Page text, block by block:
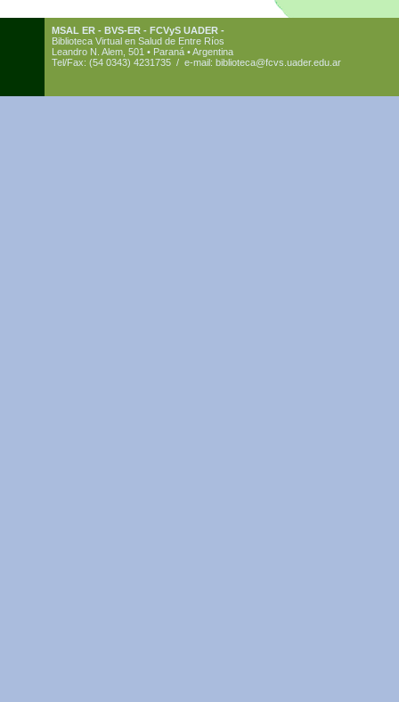
MSAL ER - BVS-ER - FCVyS UADER -
Biblioteca Virtual en Salud de Entre Ríos
Leandro N. Alem, 501 • Paraná • Argentina
Tel/Fax: (54 0343) 4231735 / e-mail: biblioteca@fcvs.uader.edu.ar